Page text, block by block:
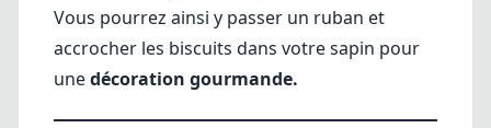
Vous pourrez ainsi y passer un ruban et
accrocher les biscuits dans votre sapin pour
unedécoration gourmande.